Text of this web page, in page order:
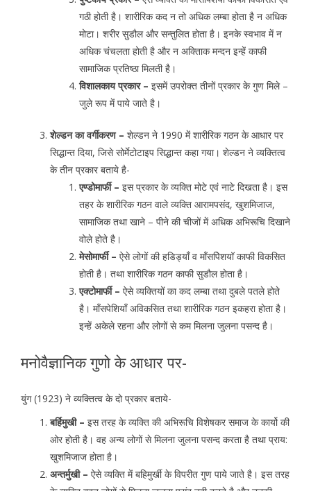
गठी होती है। शारीरिक कद न तो अधिक लम्बा होता है न अधिक
मोटा। शरीर सुडौल और सन्तुलित होता है। इनके स्वभाव में न
अधिक चंचलता होती है और न अक्तिाक मन्दन इन्हें काफी
सामाजिक प्रतिष्ठा मिलती है।
विशालकाय प्रकार – इसमें उपरोक्त तीनों प्रकार के गुण मिले –
जुले रूप में पाये जाते है।
शेल्डन का वर्गीकरण – शेल्डन ने 1990 में शारीरिक गठन के आधार पर
सिद्धान्त दिया, जिसे सोर्मेटोटाइप सिद्धान्त कहा गया। शेल्डन ने व्यक्तित्व
के तीन प्रकार बताये है-
एण्डोमार्फी – इस प्रकार के व्यक्ति मोटे एवं नाटे दिखता है। इस
तहर के शारीरिक गठन वाले व्यक्ति आरामपसंद, खुशमिजाज,
सामाजिक तथा खाने – पीने की चीजों में अधिक अभिरूचि दिखाने
वोले होते है।
मेसोमार्फी – ऐसे लोगों की हडिड्याँ व माँसपेिशयॉ काफी विकसित
होती है। तथा शारीरिक गठन काफी सुडौल होता है।
एक्टोमार्फी – ऐसे व्यक्तियों का कद लम्बा तथा दुबले पतले होते
है। माँसपेशियाँ अविकसित तथा शारीरिक गठन इकहरा होता है।
इन्हें अकेले रहना और लोगों से कम मिलना जुलना पसन्द है।
मनोवैज्ञानिक गुणो के आधार पर-
युंग (1923) ने व्यक्तित्व के दो प्रकार बताये-
बर्हिमुखी – इस तरह के व्यक्ति की अभिरूचि विशेषकर समाज के कार्यो की
ओर होती है। वह अन्य लोगों से मिलना जुलना पसन्द करता है तथा प्राय:
खुशमिजाज होता है।
अन्तर्मुखी – ऐसे व्यक्ति में बहिमुर्खी के विपरीत गुण पाये जाते है। इस तरह